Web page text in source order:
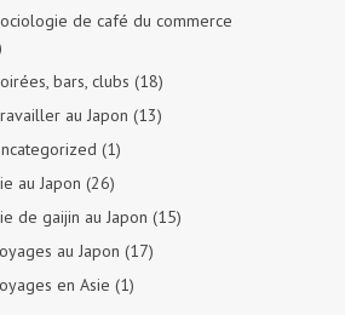
de café du commerce
bars, clubs (18)
au Japon (13)
(1)
au Japon (26)
de gaijin au Japon (15)
au Japon (17)
en Asie (1)